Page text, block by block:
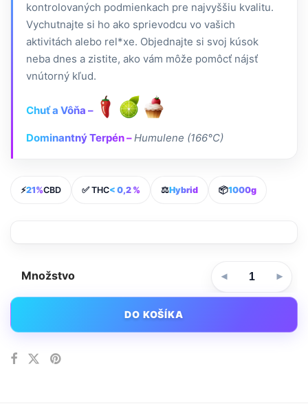
kontrolovaných podmienkach pre najvyššiu kvalitu.
Vychutnajte si ho ako sprievodcu vo vašich
aktivitách alebo rel*xe. Objednajte si svoj kúsok
neba dnes a zistite, ako vám môže pomôcť nájsť
vnútorný kľud.
Chuť a Vôňa –
Dominantný Terpén –Humulene (166°C)
⚡21%CBD ✅ THC< 0,2 % ⚖️Hybrid 📦1000g
Množstvo
DO KOŠÍKA